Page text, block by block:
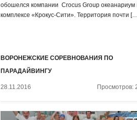
обошелся компании ‍ Crocus Group океанариум
комплексе «Крокус-Сити». Территория почти
ВОРОНЕЖСКИЕ СОРЕВНОВАНИЯ ПО
ПАРАДАЙВИНГУ
28.11.2016 Просмотров: